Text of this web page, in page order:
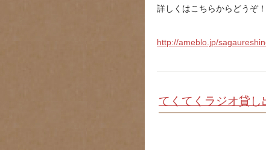
詳しくはこちらからどうぞ！
http://ameblo.jp/
てくてくラジオ貸し